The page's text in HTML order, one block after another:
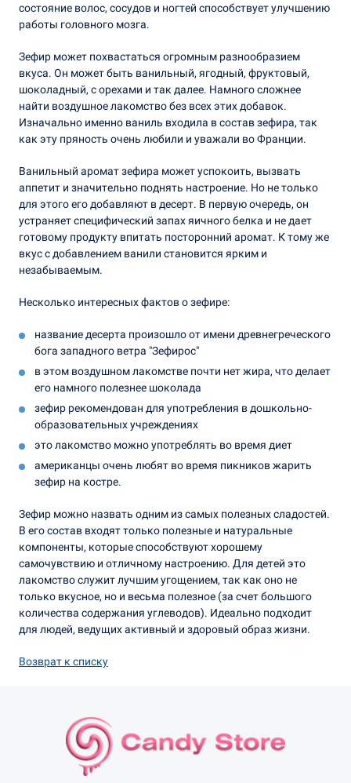
состояние волос, сосудов и ногтей способствует улучшению
работы головного мозга.
Зефир может похвастаться огромным разнообразием
вкуса. Он может быть ванильный, ягодный, фруктовый,
шоколадный, с орехами и так далее. Намного сложнее
найти воздушное лакомство без всех этих добавок.
Изначально именно ваниль входила в состав зефира, так
как эту пряность очень любили и уважали во Франции.
Ванильный аромат зефира может успокоить, вызвать
аппетит и значительно поднять настроение. Но не только
для этого его добавляют в десерт. В первую очередь, он
устраняет специфический запах яичного белка и не дает
готовому продукту впитать посторонний аромат. К тому же
вкус с добавлением ванили становится ярким и
незабываемым.
Несколько интересных фактов о зефире:
название десерта произошло от имени древнегреческого
бога западного ветра "Зефирос"
в этом воздушном лакомстве почти нет жира, что делает
его намного полезнее шоколада
зефир рекомендован для употребления в дошкольно-
образовательных учреждениях
это лакомство можно употреблять во время диет
американцы очень любят во время пикников жарить
зефир на костре.
Зефир можно назвать одним из самых полезных сладостей.
В его состав входят только полезные и натуральные
компоненты, которые способствуют хорошему
самочувствию и отличному настроению. Для детей это
лакомство служит лучшим угощением, так как оно не
только вкусное, но и весьма полезное (за счет большого
количества содержания углеводов). Идеально подходит
для людей, ведущих активный и здоровый образ жизни.
Возврат к списку